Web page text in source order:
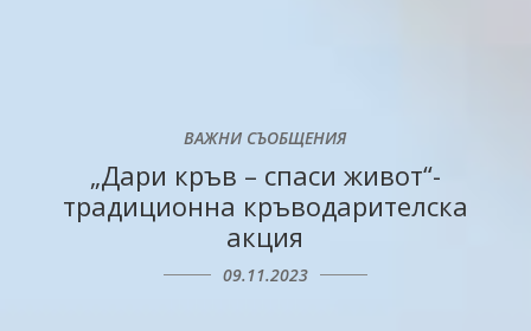
ВАЖНИ СЪОБЩЕНИЯ
„Дари кръв – спаси живот“-
традиционна кръводарителска
акция
09.11.2023